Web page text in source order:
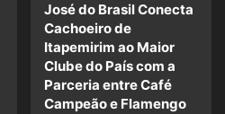
José do Brasil Conecta
Cachoeiro de
Itapemirim ao Maior
Clube do País com a
Parceria entre Café
Campeão e Flamengo